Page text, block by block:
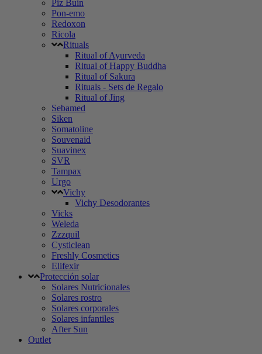
Piz Buin
Pon-emo
Redoxon
Ricola
Rituals
Ritual of Ayurveda
Ritual of Happy Buddha
Ritual of Sakura
Rituals - Sets de Regalo
Ritual of Jing
Sebamed
Siken
Somatoline
Souvenaid
Suavinex
SVR
Tampax
Urgo
Vichy
Vichy Desodorantes
Vicks
Weleda
Zzzquil
Cysticlean
Freshly Cosmetics
Elifexir
Protección solar
Solares Nutricionales
Solares rostro
Solares corporales
Solares infantiles
After Sun
Outlet